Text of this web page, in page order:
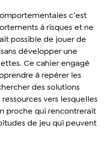
c’est
à risques et ne
possible de jouer de
développer une
Ce cahier engagé
à repérer les
des solutions
vers lesquelles
proche qui rencontrerait
de jeu qui peuvent